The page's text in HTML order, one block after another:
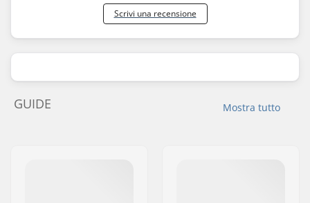
Scrivi una recensione
Mostra tutto
GUIDE